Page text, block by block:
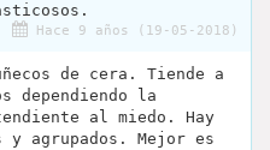
Hace 9 años (19-05-2018)
de cera. Tiende a
dependiendo la
al miedo. Hay
y agrupados. Mejor es